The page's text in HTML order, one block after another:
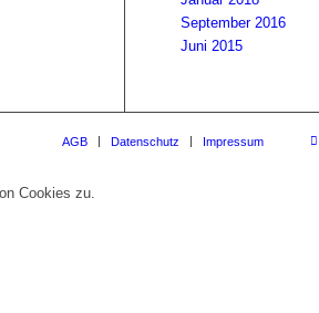
September 2016
Juni 2015
AGB Datenschutz Impressum
Cookies zu.